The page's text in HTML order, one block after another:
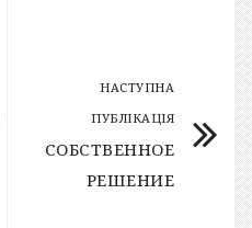
НАСТУПНА
ПУБЛІКАЦІЯ
СОБСТВЕННОЕ
РЕШЕНИЕ